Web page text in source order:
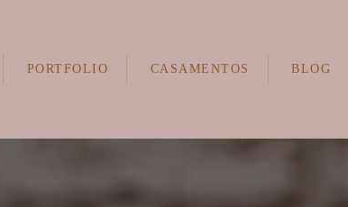
PORTFOLIO CASAMENTOS BLOG